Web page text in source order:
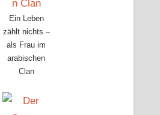
Ein Leben
zählt nichts –
als Frau im
arabischen
Clan